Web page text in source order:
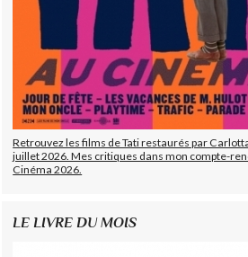
Retrouvez les films de Tati restaurés par
juillet 2026. Mes critiques dans mon compte-
Cinéma 2026.
LE LIVRE DU MOIS